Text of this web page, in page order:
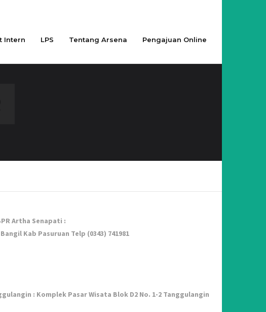
Intern LPS Tentang Arsena Pengajuan Online
Artha Senapati :
Kab Pasuruan Telp (0343) 741981
: Komplek Pasar Wisata Blok D2 No. 1-2 Tanggulangin